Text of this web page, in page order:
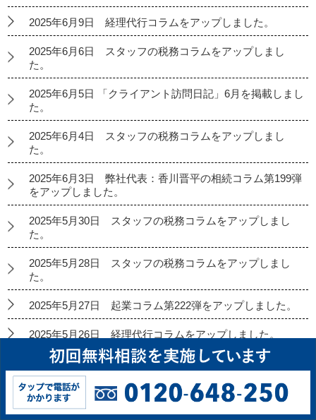
2025年6月9日 経理代行コラムをアップしました。
2025年6月6日 スタッフの税務コラムをアップしまし
た。
2025年6月5日 「クライアント訪問日記」6月を掲載しまし
た。
2025年6月4日 スタッフの税務コラムをアップしまし
た。
2025年6月3日 弊社代表：香川晋平の相続コラム第199弾
をアップしました。
2025年5月30日 スタッフの税務コラムをアップしまし
た。
2025年5月28日 スタッフの税務コラムをアップしまし
た。
2025年5月27日 起業コラム第222弾をアップしました。
2025年5月26日 経理代行コラムをアップしました。
2025年5月23日 スタッフの税務コラムをアップしまし
た。
2025年5月21日 スタッフの税務コラムをアップしまし